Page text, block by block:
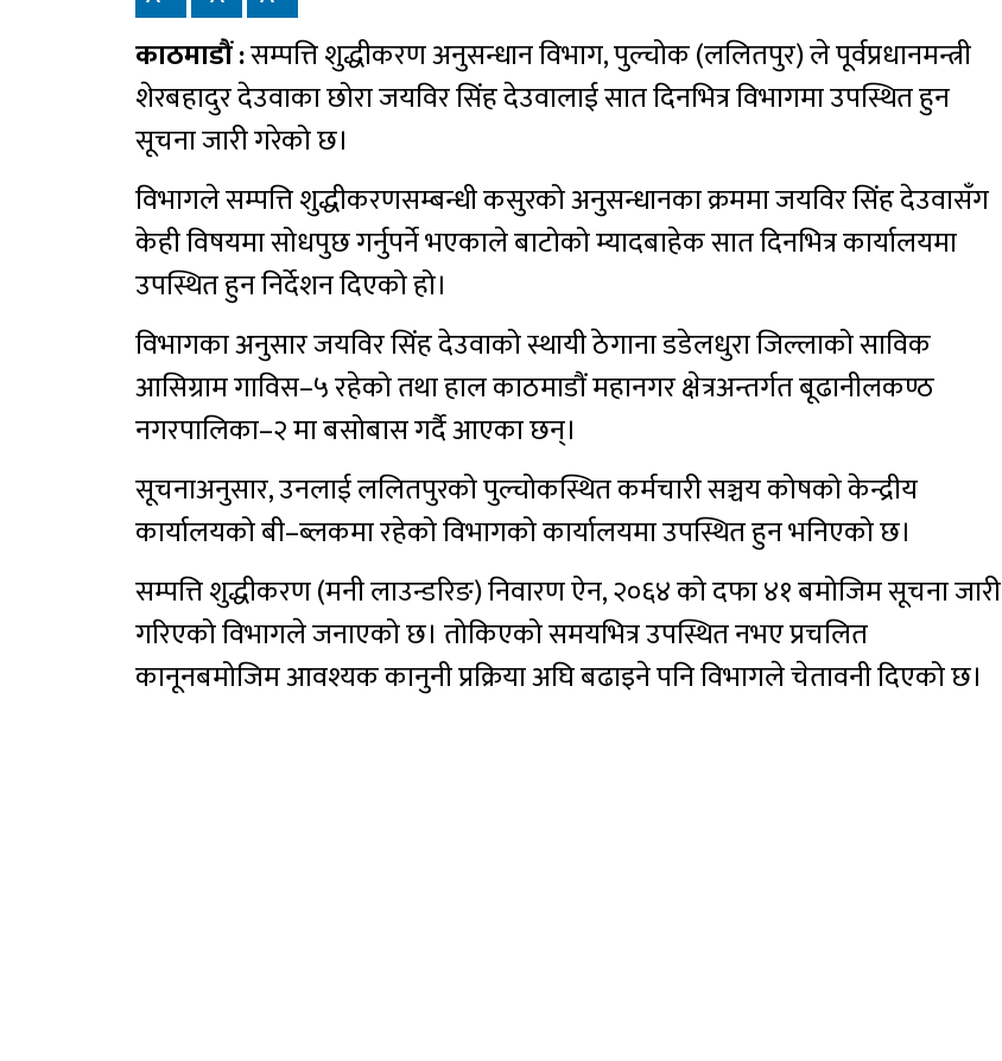
काठमाडौं :सम्पत्ति शुद्धीकरण अनुसन्धान विभाग, पुल्चोक (ललितपुर) ले पूर्वप्रधानमन्त्री
शेरबहादुर देउवाका छोरा जयविर सिंह देउवालाई सात दिनभित्र विभागमा उपस्थित हुन
सूचना जारी गरेको छ।
विभागले सम्पत्ति शुद्धीकरणसम्बन्धी कसुरको अनुसन्धानका क्रममा जयविर सिंह देउवासँग
केही विषयमा सोधपुछ गर्नुपर्ने भएकाले बाटोको म्यादबाहेक सात दिनभित्र कार्यालयमा
उपस्थित हुन निर्देशन दिएको हो।
विभागका अनुसार जयविर सिंह देउवाको स्थायी ठेगाना डडेलधुरा जिल्लाको साविक
आसिग्राम गाविस–५ रहेको तथा हाल काठमाडौं महानगर क्षेत्रअन्तर्गत बूढानीलकण्ठ
नगरपालिका–२ मा बसोबास गर्दै आएका छन्।
सूचनाअनुसार, उनलाई ललितपुरको पुल्चोकस्थित कर्मचारी सञ्चय कोषको केन्द्रीय
कार्यालयको बी–ब्लकमा रहेको विभागको कार्यालयमा उपस्थित हुन भनिएको छ।
सम्पत्ति शुद्धीकरण (मनी लाउन्डरिङ) निवारण ऐन, २०६४ को दफा ४१ बमोजिम सूचना जारी
गरिएको विभागले जनाएको छ। तोकिएको समयभित्र उपस्थित नभए प्रचलित
कानूनबमोजिम आवश्यक कानुनी प्रक्रिया अघि बढाइने पनि विभागले चेतावनी दिएको छ।